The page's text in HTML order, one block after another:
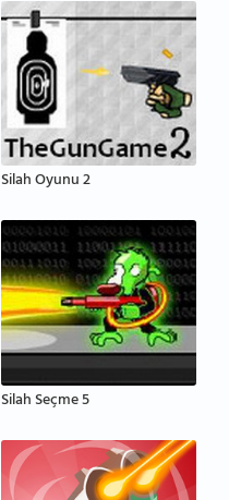
Silah Oyunu 2
Silah Seçme 5